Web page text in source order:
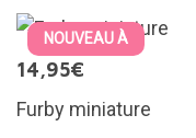
NOUVEAU À
14,95€
Furby miniature